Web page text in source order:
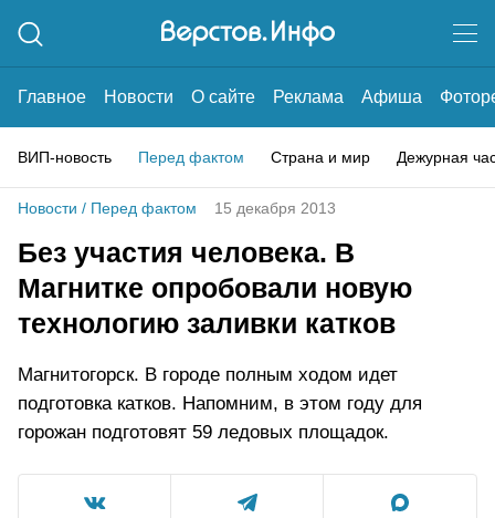
Главное Новости О сайте Реклама Афиша
ВИП-новость Перед фактом Страна и мир Дежурная
Новости / Перед фактом 15 декабря 2013
Без участия человека. В
Магнитке опробовали новую
технологию заливки катков
Магнитогорск. В городе полным ходом идет
подготовка катков. Напомним, в этом году для
горожан подготовят 59 ледовых площадок.